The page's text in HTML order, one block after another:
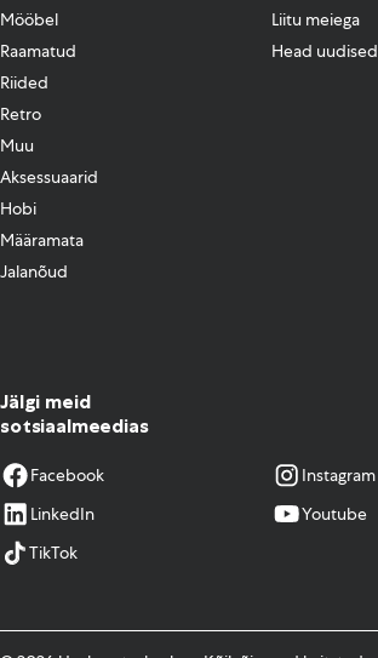
Mööbel
Raamatud
Riided
Retro
Muu
Aksessuaarid
Hobi
Määramata
Jalanõud
Liitu meiega
Head uudised
Jälgi meid
sotsiaalmeedias
Facebook
Instagram
LinkedIn
Youtube
TikTok